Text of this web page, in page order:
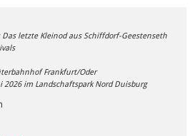
Das letzte Kleinod aus Schiffdorf-Geestenseth
Frankfurt/Oder
im Landschaftspark Nord Duisburg